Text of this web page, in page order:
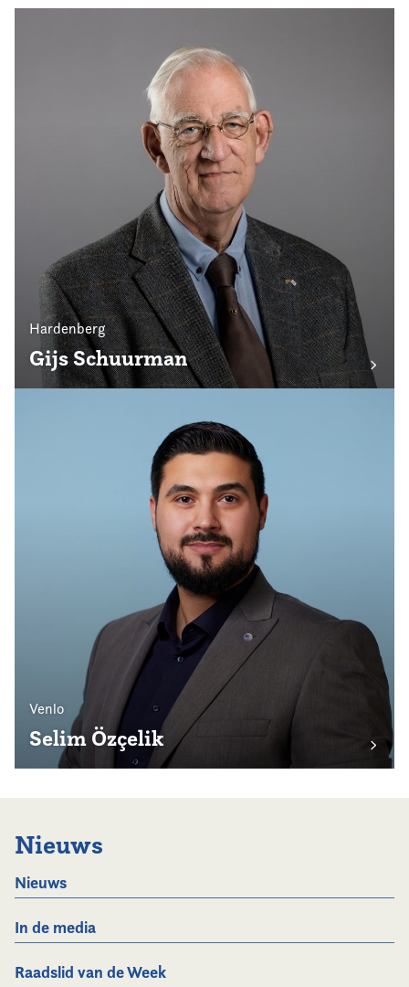
Hardenberg
Gijs Schuurman
Venlo
Selim Özçelik
Nieuws
Nieuws
In de media
Raadslid van de Week